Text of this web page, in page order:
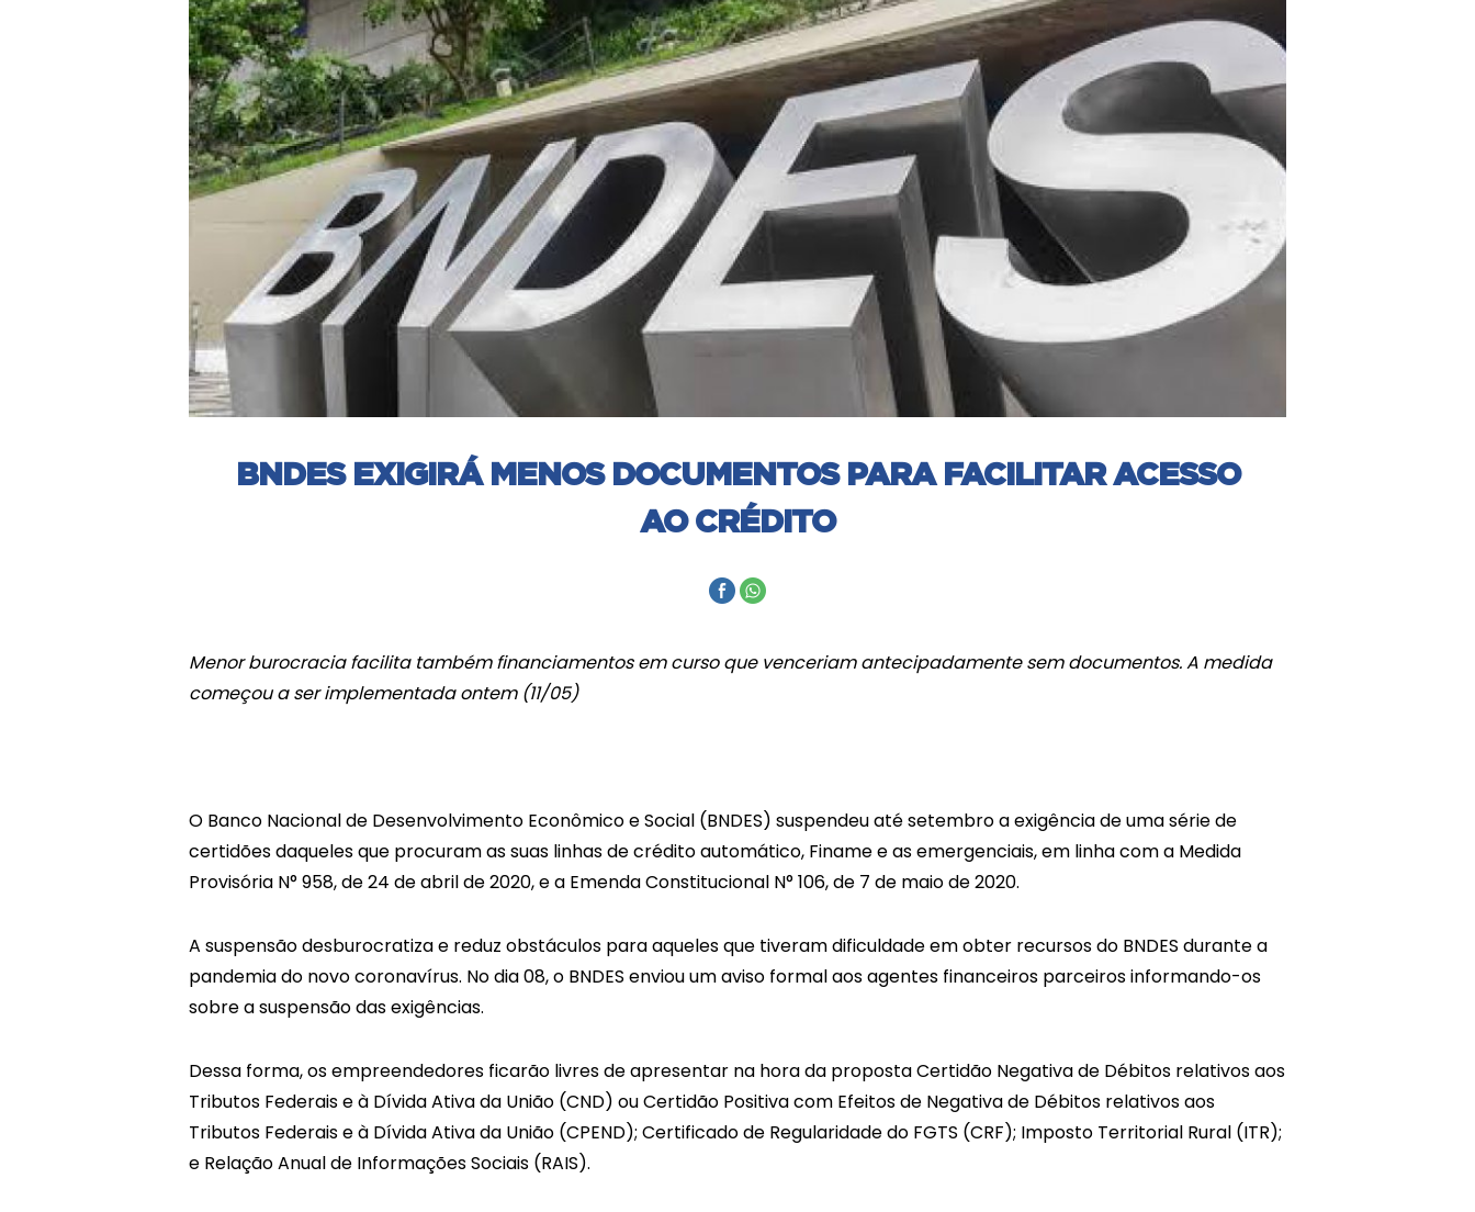
BNDES EXIGIRÁ MENOS DOCUMENTOS PARA FACILITAR ACESSO
AO CRÉDITO
Menor burocracia facilita também financiamentos em curso que venceriam antecipadamente sem documentos. A medida
começou a ser implementada ontem (11/05)
O Banco Nacional de Desenvolvimento Econômico e Social (BNDES) suspendeu até setembro a exigência de uma série de
certidões daqueles que procuram as suas linhas de crédito automático, Finame e as emergenciais, em linha com a Medida
Provisória N° 958, de 24 de abril de 2020, e a Emenda Constitucional N° 106, de 7 de maio de 2020.
A suspensão desburocratiza e reduz obstáculos para aqueles que tiveram dificuldade em obter recursos do BNDES durante a
pandemia do novo coronavírus. No dia 08, o BNDES enviou um aviso formal aos agentes financeiros parceiros informando-os
sobre a suspensão das exigências.
Dessa forma, os empreendedores ficarão livres de apresentar na hora da proposta Certidão Negativa de Débitos relativos aos
Tributos Federais e à Dívida Ativa da União (CND) ou Certidão Positiva com Efeitos de Negativa de Débitos relativos aos
Tributos Federais e à Dívida Ativa da União (CPEND); Certificado de Regularidade do FGTS (CRF); Imposto Territorial Rural (ITR);
e Relação Anual de Informações Sociais (RAIS).